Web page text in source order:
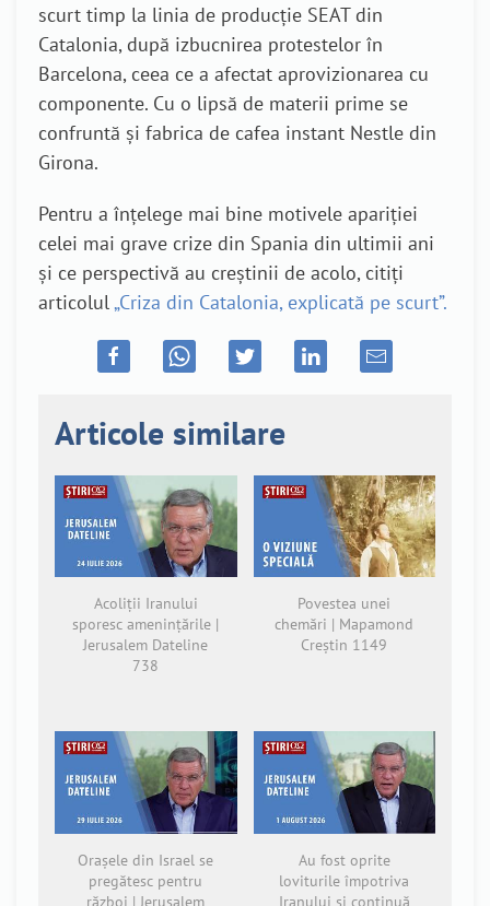
scurt timp la linia de producție SEAT din
Catalonia, după izbucnirea protestelor în
Barcelona, ceea ce a afectat aprovizionarea cu
componente. Cu o lipsă de materii prime se
confruntă și fabrica de cafea instant Nestle din
Girona.
Pentru a înțelege mai bine motivele apariției
celei mai grave crize din Spania din ultimii ani
și ce perspectivă au creștinii de acolo, citiți
articolul„Criza din Catalonia, explicată pe scurt”.
Articole similare
Acoliții Iranului
sporesc amenințările |
Jerusalem Dateline
738
Povestea unei
chemări | Mapamond
Creștin 1149
Orașele din Israel se
pregătesc pentru
război | Jerusalem
Au fost oprite
loviturile împotriva
Iranului și continuă